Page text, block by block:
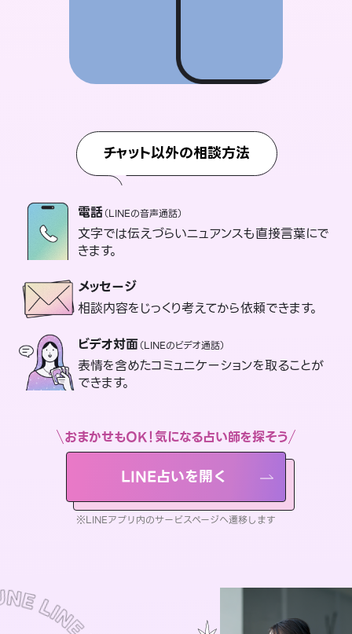
チャット以外の相談方法
電話（LINEの音声通話）
文字では伝えづらいニュアンスも直接言葉にで
きます。
メッセージ
相談内容をじっくり考えてから依頼できます。
ビデオ対面（LINEのビデオ通話）
表情を含めたコミュニケーションを取ることが
できます。
おまかせもOK！気になる占い師を探そう
LINE占いを開く
※LINEアプリ内のサービスページへ遷移します